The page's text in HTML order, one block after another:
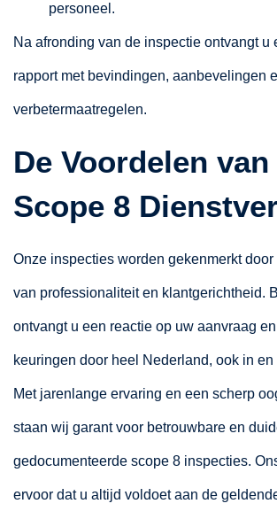
personeel.
Na afronding van de inspectie ontvangt u
rapport met bevindingen, aanbevelingen
verbetermaatregelen.
De Voordelen van
Scope 8
Onze inspecties worden gekenmerkt
van professionaliteit en klantgerichtheid.
ontvangt u een reactie op uw aanvraag
keuringen door heel Nederland, ook in
Met jarenlange ervaring en een scherp
staan wij garant voor betrouwbare en
gedocumenteerde scope 8 inspecties.
ervoor dat u altijd voldoet aan de